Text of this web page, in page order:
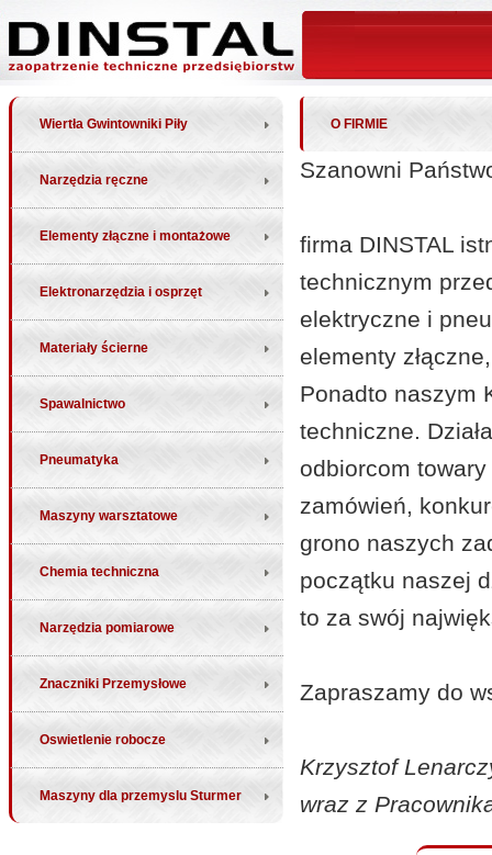
Wiertła Gwintowniki Piły
Narzędzia ręczne
Elementy złączne i montażowe
Elektronarzędzia i osprzęt
Materiały ścierne
Spawalnictwo
Pneumatyka
Maszyny warsztatowe
Chemia techniczna
Narzędzia pomiarowe
Znaczniki Przemysłowe
Oswietlenie robocze
Maszyny dla przemyslu Sturmer
O FIRMIE
Szanowni
firma DINSTAL
technicznym
elektryczne i
elementy
Ponadto naszym
techniczne.
odbiorcom
zamówień,
grono naszych
początku naszej
to za swój
Zapraszamy do
Krzysztof
wraz z